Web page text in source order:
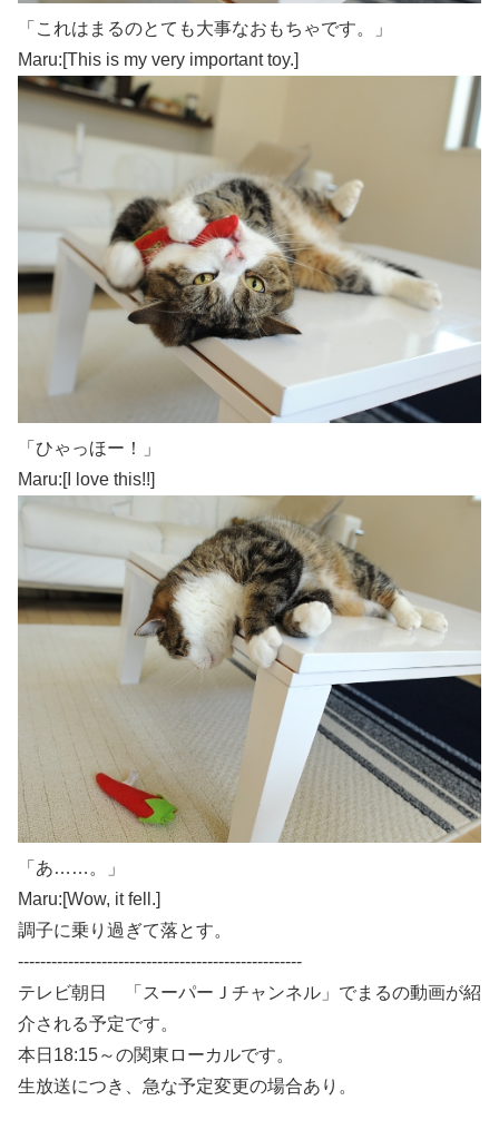
「これはまるのとても大事なおもちゃです。」
Maru:[This is my very important toy.]
「ひゃっほー！」
Maru:[I love this!!]
「あ……。」
Maru:[Wow, it fell.]
調子に乗り過ぎて落とす。
---------------------------------------------------
テレビ朝日 「スーパーＪチャンネル」でまるの動画が紹
介される予定です。
本日18:15～の関東ローカルです。
生放送につき、急な予定変更の場合あり。